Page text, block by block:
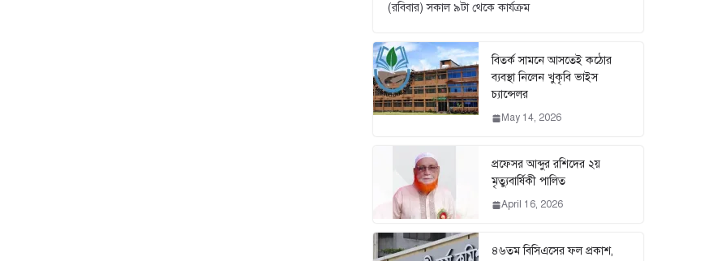
(রবিবার) সকাল ৯টা থেকে কার্যক্রম
বিতর্ক সামনে আসতেই কঠোর
ব্যবস্থা নিলেন খুকৃবি ভাইস
চ্যান্সেলর
May 14, 2026
প্রফেসর আব্দুর রশিদের ২য়
মৃত্যুবার্ষিকী পালিত
April 16, 2026
৪৬তম বিসিএসের ফল প্রকাশ,